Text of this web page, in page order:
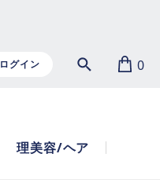
ログイン 0
理美容/ヘア